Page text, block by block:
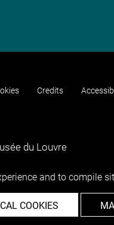
Credits
and to compile
COOKIES